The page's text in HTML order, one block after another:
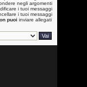
negli argomenti
i tuoi messaggi
i tuoi messaggi
puoi inviare allegati